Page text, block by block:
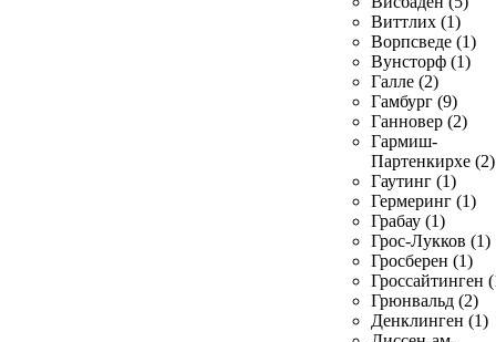
Виттлих (1)
Ворпсведе (1)
Вунсторф (1)
Галле (2)
Гамбург (9)
Ганновер (2)
Гармиш-
Партенкирхе (2)
Гаутинг (1)
Гермеринг (1)
Грабау (1)
Грос-Лукков (1)
Гросберен (1)
Гроссайтинген
Грюнвальд (2)
Денклинген (1)